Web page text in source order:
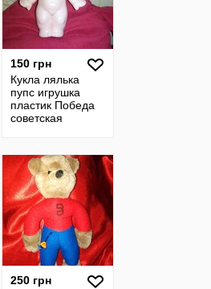
150 грн
Кукла лялька
пупс игрушка
пластик Победа
советская
250 грн